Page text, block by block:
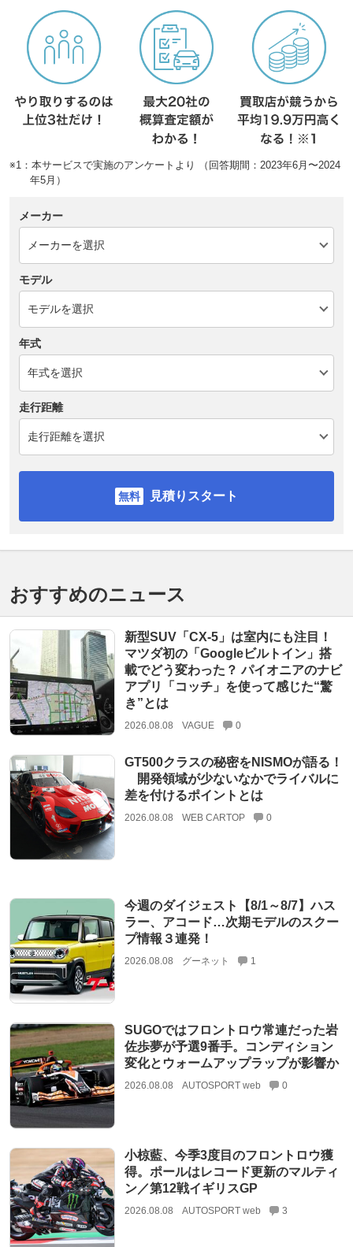
※1：本サービスで実施のアンケートより （回答期間：2023年6月〜2024
年5月）
メーカー
モデル
年式
走行距離
見積りスタート
おすすめのニュース
新型SUV「CX-5」は室内にも注目！
マツダ初の「Googleビルトイン」搭
載でどう変わった？ パイオニアのナビ
アプリ「コッチ」を使って感じた“驚
き”とは
2026.08.08 VAGUE 0
GT500クラスの秘密をNISMOが語る！
開発領域が少ないなかでライバルに
差を付けるポイントとは
2026.08.08 WEB CARTOP 0
今週のダイジェスト【8/1～8/7】ハス
ラー、アコード…次期モデルのスクー
プ情報３連発！
2026.08.08 グーネット 1
SUGOではフロントロウ常連だった岩
佐歩夢が予選9番手。コンディション
変化とウォームアップラップが影響か
2026.08.08 AUTOSPORT web 0
小椋藍、今季3度目のフロントロウ獲
得。ポールはレコード更新のマルティ
ン／第12戦イギリスGP
2026.08.08 AUTOSPORT web 3